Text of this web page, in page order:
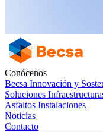
Conócenos
Becsa Innovación y
Soluciones
Asfaltos Instalaciones
Noticias
Contacto